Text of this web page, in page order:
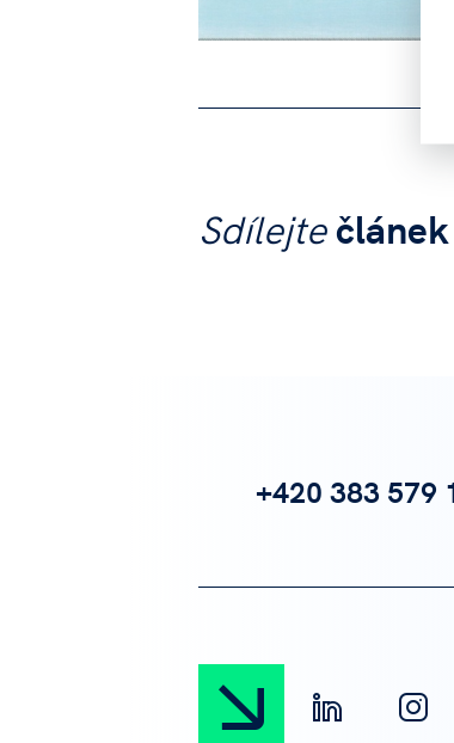
Sdílejte
+420 383 579